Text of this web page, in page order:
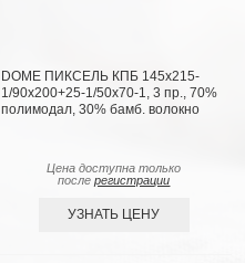
DOME ПИКСЕЛЬ КПБ 145х215-
1/90х200+25-1/50х70-1, 3 пр., 70%
полимодал, 30% бамб. волокно
Цена доступна только
послерегистрации
УЗНАТЬ ЦЕНУ